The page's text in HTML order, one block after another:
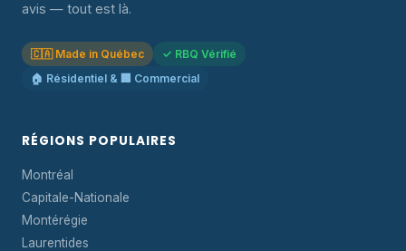
avis — tout est là.
🇨🇦 Made in Québec
✓ RBQ Vérifié
🏠 Résidentiel & 🏢 Commercial
RÉGIONS POPULAIRES
Montréal
Capitale-Nationale
Montérégie
Laurentides